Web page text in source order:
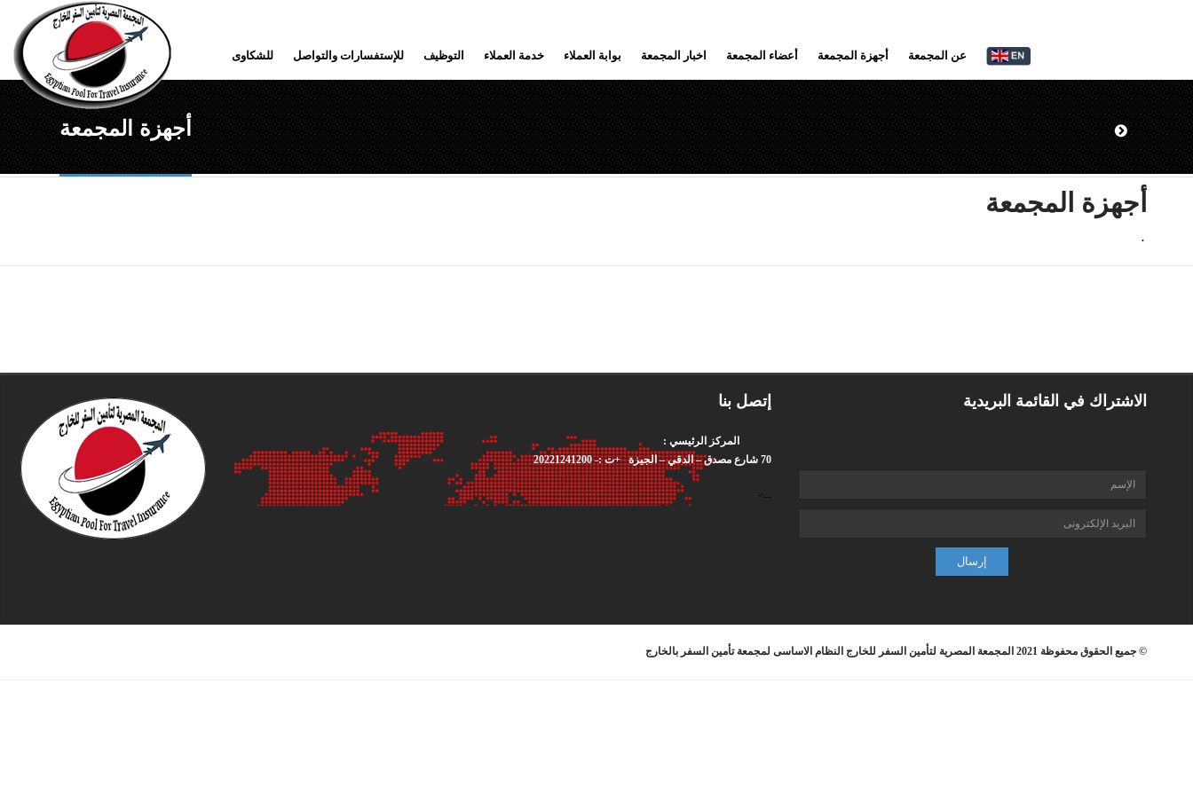
للشكاوى للإستفسارات والتواصل التوظيف خدمة العملاء بوابة العملاء اخبار المجمعة أعضاء المجمعة أجهزة المجمعة عن المجمعة
أجهزة المجمعة
أجهزة المجمعة
.
إتصل بنا
المركز الرئيسي :
70 شارع مصدق – الدقي – الجيزة +ت :- 20221241200
-->
الاشتراك في القائمة البريدية
إرسال
© جميع الحقوق محفوظة 2021 المجمعة المصرية لتأمين السفر للخارج النظام الاساسى لمجمعة تأمين السفر بالخارج